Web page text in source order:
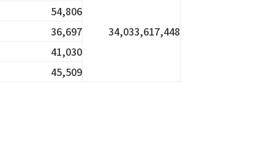
34,033,617,448
54,806
36,697
41,030
45,509